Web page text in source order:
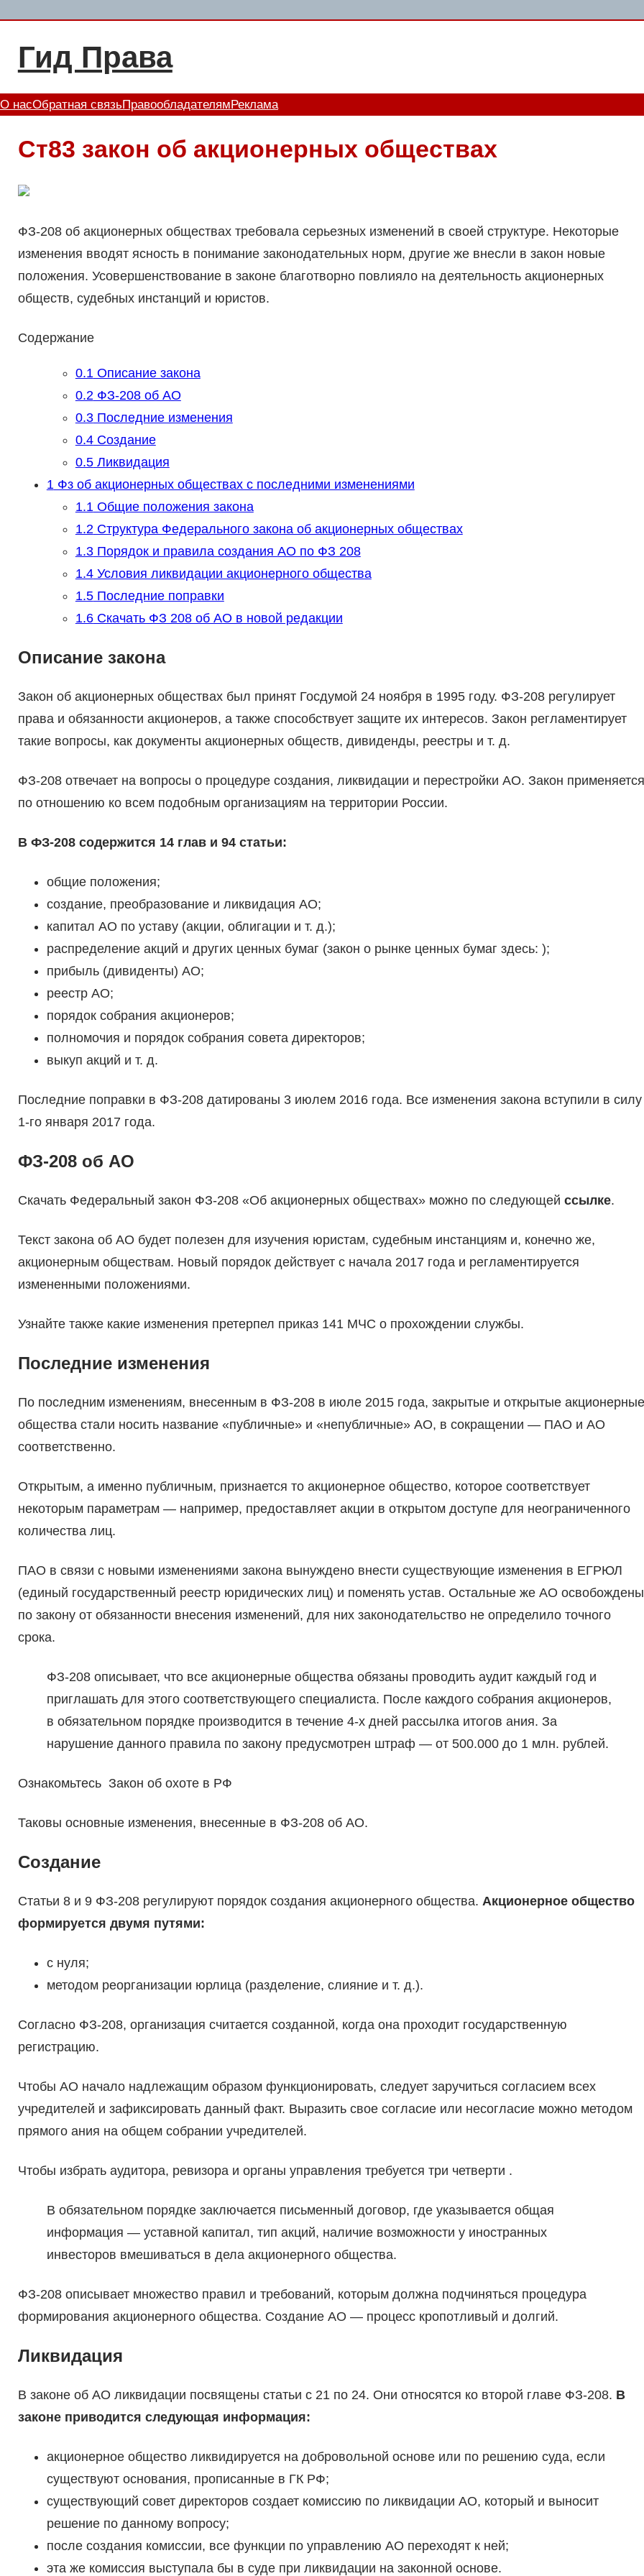
содержимому
Гид Права
О насОбратная связьПравообладателям Реклама
Ст83 закон об акционерных обществах
ФЗ-208 об акционерных обществах требовала серьезных изменений в своей структуре. Некоторые
изменения вводят ясность в понимание законодательных норм, другие же внесли в закон новые
положения. Усовершенствование в законе благотворно повлияло на деятельность акционерных
обществ, судебных инстанций и юристов.
Содержание
0.1Описание закона
0.2ФЗ-208 об АО
0.3Последние изменения
0.4Создание
0.5Ликвидация
1Фз об акционерных обществах с последними изменениями
1.1Общие положения закона
1.2Структура Федерального закона об акционерных обществах
1.3Порядок и правила создания АО по ФЗ 208
1.4Условия ликвидации акционерного общества
1.5Последние поправки
1.6Скачать ФЗ 208 об АО в новой редакции
Описание закона
Закон об акционерных обществах был принят Госдумой 24 ноября в 1995 году. ФЗ-208 регулирует
права и обязанности акционеров, а также способствует защите их интересов. Закон регламентирует
такие вопросы, как документы акционерных обществ, дивиденды, реестры и т. д.
ФЗ-208 отвечает на вопросы о процедуре создания, ликвидации и перестройки АО. Закон применяется
по отношению ко всем подобным организациям на территории России.
В ФЗ-208 содержится 14 глав и 94 статьи:
общие положения;
создание, преобразование и ликвидация АО;
капитал АО по уставу (акции, облигации и т. д.);
распределение акций и других ценных бумаг (закон о рынке ценных бумаг здесь: );
прибыль (дивиденты) АО;
реестр АО;
порядок собрания акционеров;
полномочия и порядок собрания совета директоров;
выкуп акций и т. д.
Последние поправки в ФЗ-208 датированы 3 июлем 2016 года. Все изменения закона вступили в силу
1-го января 2017 года.
ФЗ-208 об АО
Скачать Федеральный закон ФЗ-208 «Об акционерных обществах» можно по следующей ссылке.
Текст закона об АО будет полезен для изучения юристам, судебным инстанциям и, конечно же,
акционерным обществам. Новый порядок действует с начала 2017 года и регламентируется
измененными положениями.
Узнайте также какие изменения претерпел приказ 141 МЧС о прохождении службы.
Последние изменения
По последним изменениям, внесенным в ФЗ-208 в июле 2015 года, закрытые и открытые акционерные
общества стали носить название «публичные» и «непубличные» АО, в сокращении — ПАО и АО
соответственно.
Открытым, а именно публичным, признается то акционерное общество, которое соответствует
некоторым параметрам — например, предоставляет акции в открытом доступе для неограниченного
количества лиц.
ПАО в связи с новыми изменениями закона вынуждено внести существующие изменения в ЕГРЮЛ
(единый государственный реестр юридических лиц) и поменять устав. Остальные же АО освобождены
по закону от обязанности внесения изменений, для них законодательство не определило точного
срока.
ФЗ-208 описывает, что все акционерные общества обязаны проводить аудит каждый год и
приглашать для этого соответствующего специалиста. После каждого собрания акционеров,
в обязательном порядке производится в течение 4-х дней рассылка итогов ания. За
нарушение данного правила по закону предусмотрен штраф — от 500.000 до 1 млн. рублей.
Ознакомьтесь Закон об охоте в РФ
Таковы основные изменения, внесенные в ФЗ-208 об АО.
Создание
Статьи 8 и 9 ФЗ-208 регулируют порядок создания акционерного общества. Акционерное общество
формируется двумя путями:
с нуля;
методом реорганизации юрлица (разделение, слияние и т. д.).
Согласно ФЗ-208, организация считается созданной, когда она проходит государственную
регистрацию.
Чтобы АО начало надлежащим образом функционировать, следует заручиться согласием всех
учредителей и зафиксировать данный факт. Выразить свое согласие или несогласие можно методом
прямого ания на общем собрании учредителей.
Чтобы избрать аудитора, ревизора и органы управления требуется три четверти .
В обязательном порядке заключается письменный договор, где указывается общая
информация — уставной капитал, тип акций, наличие возможности у иностранных
инвесторов вмешиваться в дела акционерного общества.
ФЗ-208 описывает множество правил и требований, которым должна подчиняться процедура
формирования акционерного общества. Создание АО — процесс кропотливый и долгий.
Ликвидация
В законе об АО ликвидации посвящены статьи с 21 по 24. Они относятся ко второй главе ФЗ-208. В
законе приводится следующая информация:
акционерное общество ликвидируется на добровольной основе или по решению суда, если
существуют основания, прописанные в ГК РФ;
существующий совет директоров создает комиссию по ликвидации АО, который и выносит
решение по данному вопросу;
после создания комиссии, все функции по управлению АО переходят к ней;
эта же комиссия выступала бы в суде при ликвидации на законной основе.